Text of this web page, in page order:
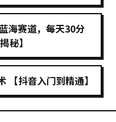
海赛道，每天30分
秘】
【抖音入门到精通】